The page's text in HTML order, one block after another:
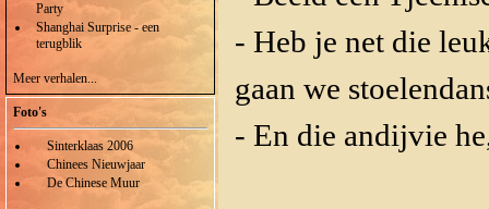
Party
Shanghai Surprise - een
terugblik
Meer verhalen...
Foto's
Sinterklaas 2006
Chinees Nieuwjaar
De Chinese Muur
- Heb je net die
gaan we
- En die andijvie